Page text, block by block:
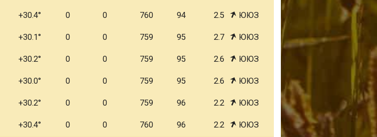
+30.4 0 0 760 94 2.5 ЮЮЗ
+30.1 0 0 759 95 2.7 ЮЮЗ
+30.2 0 0 759 95 2.6 ЮЮЗ
+30.0 0 0 759 95 2.6 ЮЮЗ
+30.2 0 0 759 96 2.2 ЮЮЗ
+30.4 0 0 760 96 2.2 ЮЮЗ